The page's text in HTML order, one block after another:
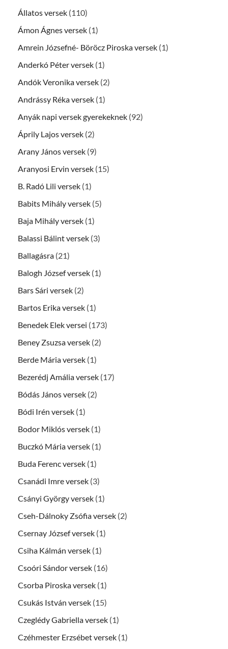
Állatos versek (110)
Ámon Ágnes versek (1)
Amrein Józsefné- Böröcz Piroska versek (1)
Anderkó Péter versek (1)
Andók Veronika versek (2)
Andrássy Réka versek (1)
Anyák napi versek gyerekeknek (92)
Áprily Lajos versek (2)
Arany János versek (9)
Aranyosi Ervin versek (15)
B. Radó Lili versek (1)
Babits Mihály versek (5)
Baja Mihály versek (1)
Balassi Bálint versek (3)
Ballagásra (21)
Balogh József versek (1)
Bars Sári versek (2)
Bartos Erika versek (1)
Benedek Elek versei (173)
Beney Zsuzsa versek (2)
Berde Mária versek (1)
Bezerédj Amália versek (17)
Bódás János versek (2)
Bódi Irén versek (1)
Bodor Miklós versek (1)
Buczkó Mária versek (1)
Buda Ferenc versek (1)
Csanádi Imre versek (3)
Csányi György versek (1)
Cseh-Dálnoky Zsófia versek (2)
Csernay József versek (1)
Csiha Kálmán versek (1)
Csoóri Sándor versek (16)
Csorba Piroska versek (1)
Csukás István versek (15)
Czeglédy Gabriella versek (1)
Czéhmester Erzsébet versek (1)